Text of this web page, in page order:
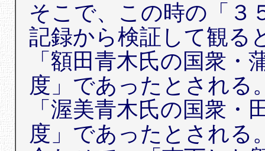
そこで、この時の「３
記録から検証して観る
「額田青木氏の国衆・
度」であったとされる
「渥美青木氏の国衆・
度」であったとされる